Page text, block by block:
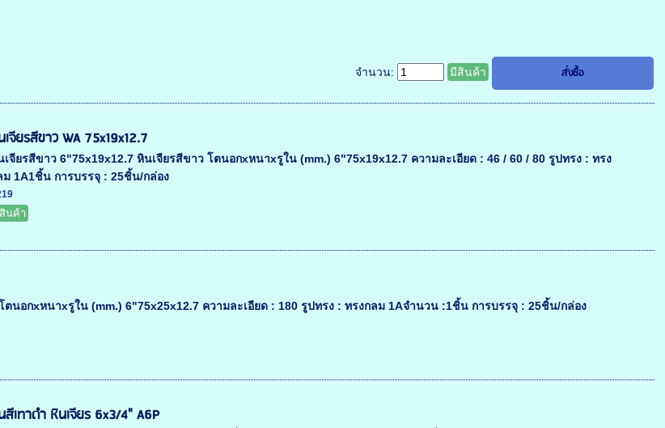
จำนวน: มีสินค้า
จียรสีขาว WA 75x19x12.7
เจียรสีขาว 6"75x19x12.7 หินเจียรสีขาว โตนอกxหนาxรูใน (mm.) 6"75x19x12.7 ความละเอียด : 46 / 60 / 80 รูปทรง : ทรง
ม 1A1ชิ้น การบรรจุ : 25ชิ้น/กล่อง
นค้า
นอกxหนาxรูใน (mm.) 6"75x25x12.7 ความละเอียด : 180 รูปทรง : ทรงกลม 1Aจำนวน :1ชิ้น การบรรจุ : 25ชิ้น/กล่อง
สีเทาดำ หินเจียร 6x3/4" A6P